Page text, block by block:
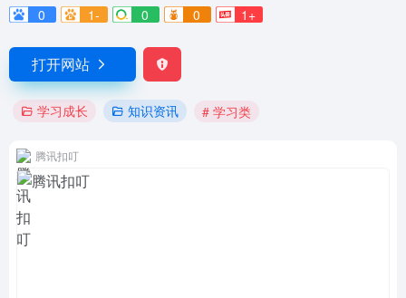
0
1- 0 0 1+
打开网站
学习成长 知识资讯 # 学习类
腾讯扣叮